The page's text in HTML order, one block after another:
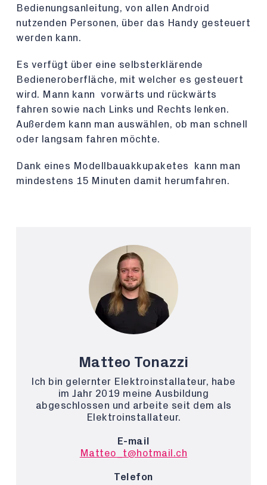
Bedienungsanleitung, von allen Android
nutzenden Personen, über das Handy gesteuert
werden kann.
Es verfügt über eine selbsterklärende
Bedieneroberfläche, mit welcher es gesteuert
wird. Mann kann vorwärts und rückwärts
fahren sowie nach Links und Rechts lenken.
Außerdem kann man auswählen, ob man schnell
oder langsam fahren möchte.
Dank eines Modellbauakkupaketes kann man
mindestens 15 Minuten damit herumfahren.
Matteo Tonazzi
Ich bin gelernter Elektroinstallateur, habe
im Jahr 2019 meine Ausbildung
abgeschlossen und arbeite seit dem als
Elektroinstallateur.
E-mail
Matteo_t@hotmail.ch
Telefon